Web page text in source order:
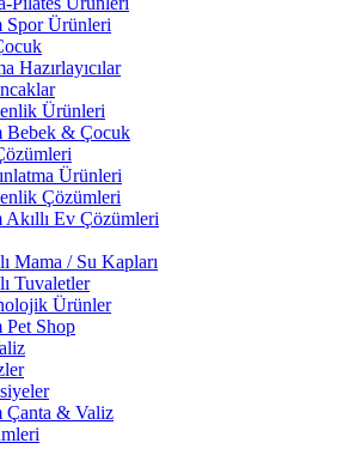
Spor Ürünleri
Hazırlayıcılar
Ürünleri
Bebek & Çocuk
Ürünleri
Çözümleri
Akıllı Ev Çözümleri
Mama / Su Kapları
Tuvaletler
Ürünler
Pet Shop
Çanta & Valiz